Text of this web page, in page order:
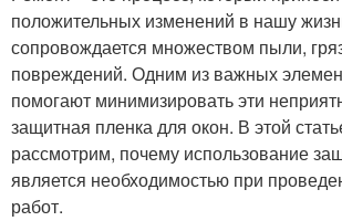
положительных изменений в нашу
сопровождается множеством пыли,
повреждений. Одним из важных
помогают минимизировать эти
защитная пленка для окон. В этой
рассмотрим, почему использование
является необходимостью при
работ.